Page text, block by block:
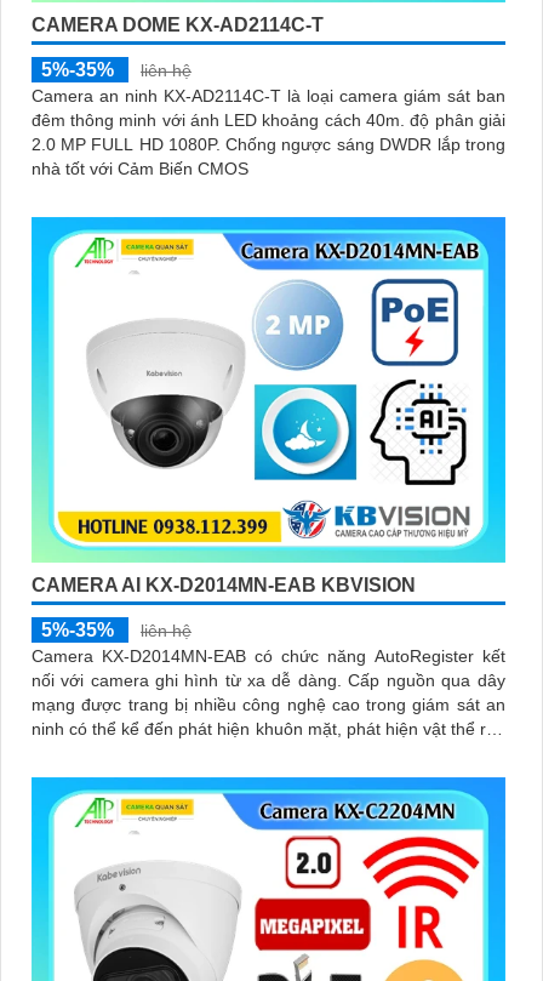
CAMERA DOME KX-AD2114C-T
5%-35%
liên hệ
Camera an ninh KX-AD2114C-T là loại camera giám sát ban
đêm thông minh với ánh LED khoảng cách 40m. độ phân giải
2.0 MP FULL HD 1080P. Chống ngược sáng DWDR lắp trong
nhà tốt với Cảm Biến CMOS
CAMERA AI KX-D2014MN-EAB KBVISION
5%-35%
liên hệ
Camera KX-D2014MN-EAB có chức năng AutoRegister kết
nối với camera ghi hình từ xa dễ dàng. Cấp nguồn qua dây
mạng được trang bị nhiều công nghệ cao trong giám sát an
ninh có thể kể đến phát hiện khuôn mặt, phát hiện vật thể rơi,